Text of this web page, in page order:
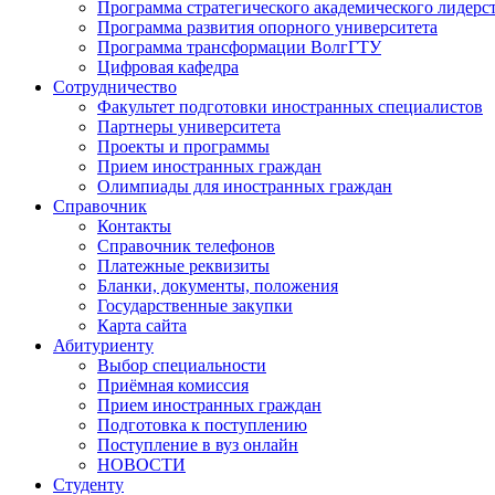
Программа стратегического академического
Программа развития опорного университета
Программа трансформации ВолгГТУ
Цифровая кафедра
Сотрудничество
Факультет подготовки иностранных специалистов
Партнеры университета
Проекты и программы
Прием иностранных граждан
Олимпиады для иностранных граждан
Справочник
Контакты
Справочник телефонов
Платежные реквизиты
Бланки, документы, положения
Государственные закупки
Карта сайта
Абитуриенту
Выбор специальности
Приёмная комиссия
Прием иностранных граждан
Подготовка к поступлению
Поступление в вуз онлайн
НОВОСТИ
Студенту